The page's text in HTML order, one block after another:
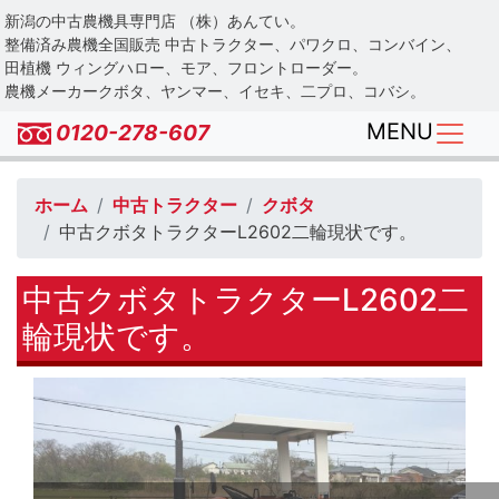
Skip
to
main
content
新潟の中古農機具専門店 （株）あんてい。
整備済み農機全国販売 中古トラクター、パワクロ、コンバイン、
田植機 ウィングハロー、モア、フロントローダー。
農機メーカークボタ、ヤンマー、イセキ、二プロ、コバシ。
0120-278-607 MENU
ホーム 中古トラクター
クボタ
中古クボタトラクターL2602二輪現状です。
中古クボタトラクターL2602二
輪現状です。